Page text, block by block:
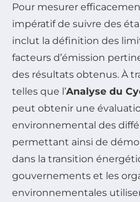
Pour mesurer
impératif de suivre des
inclut la définition des
facteurs d’émission
des résultats obtenus. À
telles que l’Analyse du
peut obtenir une
environnemental des
permettant ainsi de
dans la transition
gouvernements et les
environnementales